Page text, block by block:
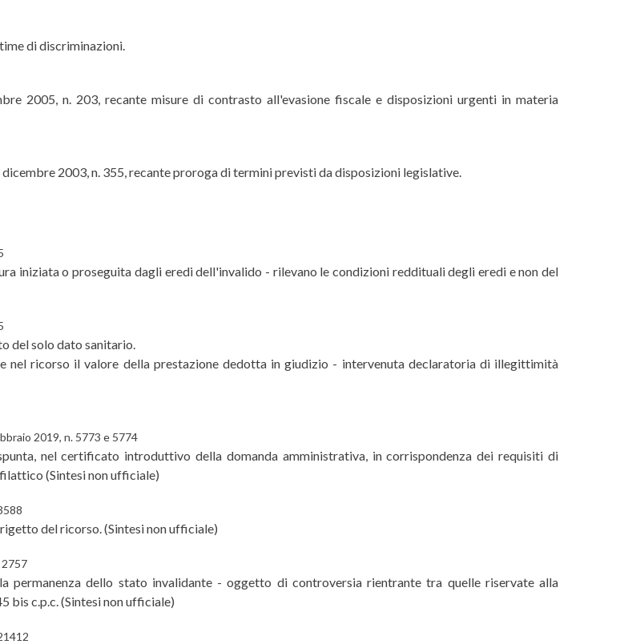
di discriminazioni.
2005, n. 203, recante misure di contrasto all'evasione fiscale e disposizioni urgenti in materia
2003, n. 355, recante proroga di termini previsti da disposizioni legislative.
iniziata o proseguita dagli eredi dell'invalido - rilevano le condizioni reddituali degli eredi e non del
del solo dato sanitario.
nel ricorso il valore della prestazione dedotta in giudizio - intervenuta declaratoria di illegittimità
2019, n. 5773 e 5774
nel certificato introduttivo della domanda amministrativa, in corrispondenza dei requisiti di
(Sintesi non ufficiale)
del ricorso. (Sintesi non ufficiale)
2757
permanenza dello stato invalidante - oggetto di controversia rientrante tra quelle riservate alla
bis c.p.c. (Sintesi non ufficiale)